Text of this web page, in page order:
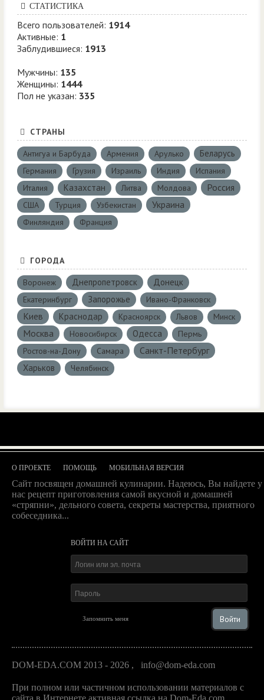
СТАТИСТИКА
Всего пользователей: 1914
Активные: 1
Заблудившиеся: 1913
Мужчины: 135
Женщины: 1444
Пол не указан: 335
СТРАНЫ
Антигуа и Барбуда Армения Арулько Беларусь
Германия Грузия Израиль Индия
Испания
Италия
Казахстан Литва Молдова Россия
США Турция Узбекистан Украина
Финляндия Франция
ГОРОДА
Воронеж Днепропетровск Донецк
Екатеринбург Запорожье Ивано-Франковск
Киев Краснодар Красноярск Львов Минск
Москва Новосибирск Одесса
Пермь
Ростов-на-Дону
Самара Санкт-Петербург
Харьков Челябинск
О ПРОЕКТЕ ПОМОЩЬ МОБИЛЬНАЯ ВЕРСИЯ
Сайт посвящен домашней кулинарии. Надеюсь, Вы найдете у
нас рецепт приготовления самой вкусной и домашней
«стряпни», дельного совета, секреты мастерства, приятного
собеседника...
ВОЙТИ НА САЙТ
Запомнить меня Войти
DOM-EDA.COM 2013 - 2026 , info@dom-eda.com
При полном или частичном использовании материалов с
сайта в Интернете активная ссылка на Dom-Eda.com